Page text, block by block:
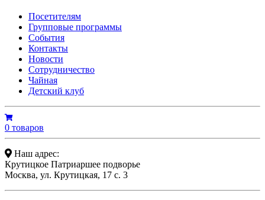
Посетителям
Групповые программы
События
Контакты
Новости
Сотрудничество
Чайная
Детский клуб
0 товаров
Наш адрес:
Крутицкое Патриаршее подворье
Москва, ул. Крутицкая, 17 с. 3